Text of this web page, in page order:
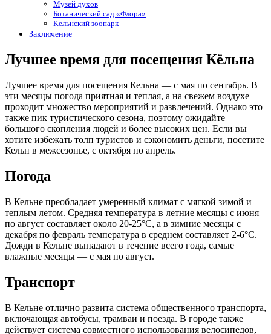
Музей духов
Ботанический сад «Флора»
Кельнский зоопарк
Заключение
Лучшее время для посещения Кёльна
Лучшее время для посещения Кельна — с мая по сентябрь. В
эти месяцы погода приятная и теплая, а на свежем воздухе
проходит множество мероприятий и развлечений. Однако это
также пик туристического сезона, поэтому ожидайте
большого скопления людей и более высоких цен. Если вы
хотите избежать толп туристов и сэкономить деньги, посетите
Кельн в межсезонье, с октября по апрель.
Погода
В Кельне преобладает умеренный климат с мягкой зимой и
теплым летом. Средняя температура в летние месяцы с июня
по август составляет около 20-25°C, а в зимние месяцы с
декабря по февраль температура в среднем составляет 2-6°C.
Дожди в Кельне выпадают в течение всего года, самые
влажные месяцы — с мая по август.
Транспорт
В Кельне отлично развита система общественного транспорта,
включающая автобусы, трамваи и поезда. В городе также
действует система совместного использования велосипедов,